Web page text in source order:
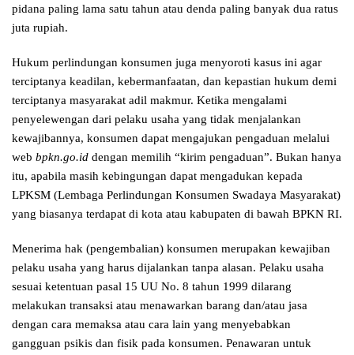
pidana paling lama satu tahun atau denda paling banyak dua ratus
juta rupiah.
Hukum perlindungan konsumen juga menyoroti kasus ini agar
terciptanya keadilan, kebermanfaatan, dan kepastian hukum demi
terciptanya masyarakat adil makmur. Ketika mengalami
penyelewengan dari pelaku usaha yang tidak menjalankan
kewajibannya, konsumen dapat mengajukan pengaduan melalui
web bpkn.go.id dengan memilih “kirim pengaduan”. Bukan hanya
itu, apabila masih kebingungan dapat mengadukan kepada
LPKSM (Lembaga Perlindungan Konsumen Swadaya Masyarakat)
yang biasanya terdapat di kota atau kabupaten di bawah BPKN RI.
Menerima hak (pengembalian) konsumen merupakan kewajiban
pelaku usaha yang harus dijalankan tanpa alasan. Pelaku usaha
sesuai ketentuan pasal 15 UU No. 8 tahun 1999 dilarang
melakukan transaksi atau menawarkan barang dan/atau jasa
dengan cara memaksa atau cara lain yang menyebabkan
gangguan psikis dan fisik pada konsumen. Penawaran untuk